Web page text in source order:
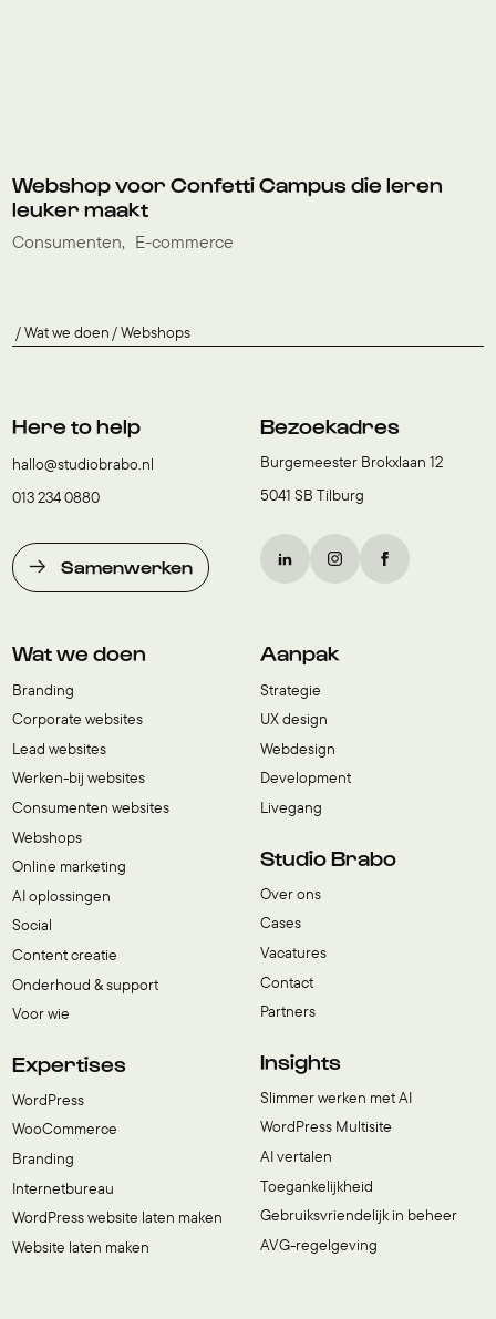
Webshop voor Confetti Campus die leren
leuker maakt
Consumenten E-commerce
Wat we doen Webshops
Here to help
hallo@studiobrabo.nl
013 234 0880
Samenwerken
Bezoekadres
Burgemeester Brokxlaan 12
5041 SB Tilburg
Wat we doen
Branding
Corporate websites
Lead websites
Werken-bij websites
Consumenten websites
Webshops
Online marketing
AI oplossingen
Social
Content creatie
Onderhoud & support
Voor wie
Expertises
WordPress
WooCommerce
Branding
Internetbureau
WordPress website laten maken
Website laten maken
Aanpak
Strategie
UX design
Webdesign
Development
Livegang
Studio Brabo
Over ons
Cases
Vacatures
Contact
Partners
Insights
Slimmer werken met AI
WordPress Multisite
AI vertalen
Toegankelijkheid
Gebruiksvriendelijk in beheer
AVG-regelgeving